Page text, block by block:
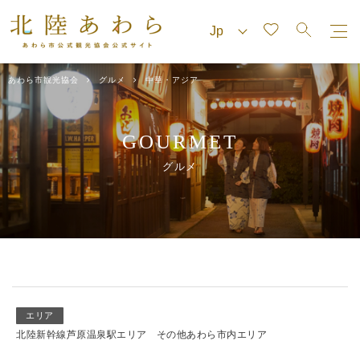
あわら市観光協会 グルメ 中華・アジア
GOURMET
グルメ
エリア
北陸新幹線芦原温泉駅エリア
その他あわら市内エリア